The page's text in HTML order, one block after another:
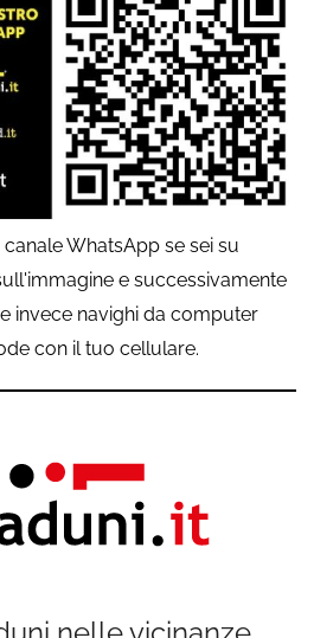
WhatsApp se sei su
e successivamente
invece navighi da computer
con il tuo cellulare.